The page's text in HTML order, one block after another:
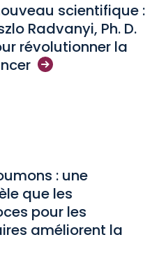
scientifique :
Radvanyi, Ph. D.
révolutionner la
: une
que les
pour les
améliorent la